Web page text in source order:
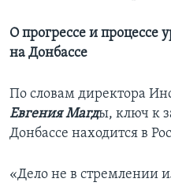
О прогрессе и процессе
на Донбассе
По словам директора
Евгения Магды, ключ к
Донбассе находится в
«Дело не в стремлении